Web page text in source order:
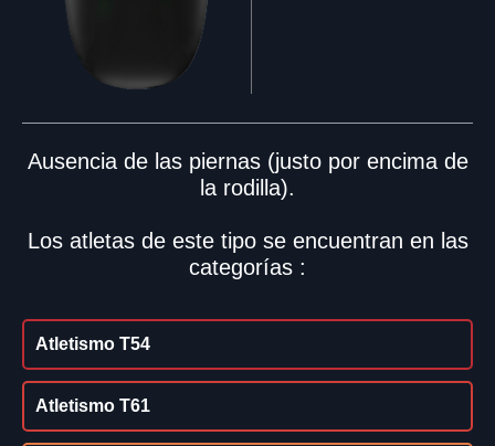
Ausencia de las piernas (justo por encima de
la rodilla).
Los atletas de este tipo se encuentran en las
categorías :
Atletismo T54
Atletismo T61